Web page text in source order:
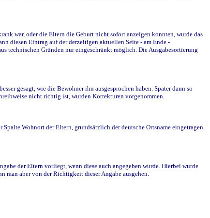
war, oder die Eltern die Geburt nicht sofort anzeigen konnten, wurde das
diesen Eintrag auf der derzeitigen aktuellen Seite - am Ende -
technischen Gründen nur eingeschränkt möglich. Die Ausgabesortierung
gesagt, wie die Bewohner ihn ausgesprochen haben. Später dann so
nicht richtig ist, wurden Korrekturen vorgenommen.
Wohnort der Eltern, grundsätzlich der deutsche Ortsname eingetragen.
der Eltern vorliegt, wenn diese auch angegeben wurde. Hierbei wurde
man aber von der Richtigkeit dieser Angabe ausgehen.